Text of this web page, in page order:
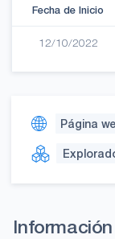
Fecha de Inicio
12/10/2022
Página
Información